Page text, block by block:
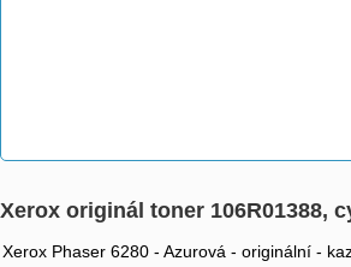
Xerox originál toner 106R01388,
Xerox Phaser 6280 - Azurová - originální -